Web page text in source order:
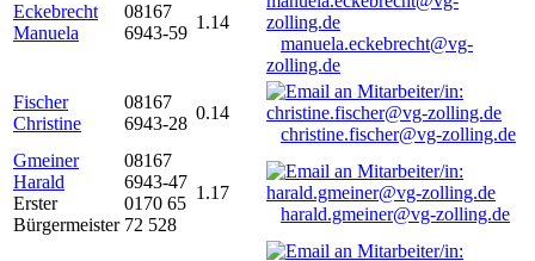
Eckebrecht
Manuela
08167
6943-59
1.14
manuela.eckebrecht@vg-
zolling.de
Fischer
Christine
08167
6943-28
0.14
christine.fischer@vg-zolling.de
Gmeiner
Harald
Erster
Bürgermeister
08167
6943-47
0170 65
72 528
1.17
harald.gmeiner@vg-zolling.de